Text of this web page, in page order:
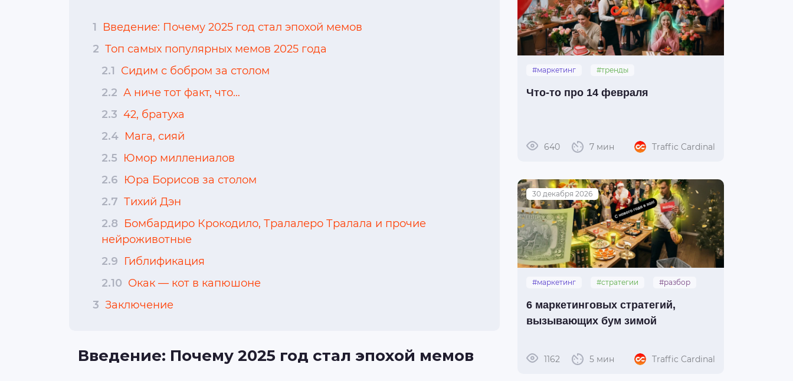
1
Введение: Почему 2025 год стал эпохой мемов
2 Топ самых популярных мемов 2025 года
2.1 Сидим с бобром за столом
2.2 А ниче тот факт, что…
2.3 42, братуха
2.4 Мага, сияй
2.5 Юмор миллениалов
2.6 Юра Борисов за столом
2.7 Тихий Дэн
2.8 Бомбардиро Крокодило, Тралалеро Тралала и прочие
нейроживотные
2.9 Гиблификация
2.10 Окак — кот в капюшоне
3 Заключение
Введение: Почему 2025 год стал эпохой мемов
#маркетинг
#тренды
Что-то про 14 февраля
640 7 мин Traffic Cardinal
30 декабря 2026
#маркетинг #стратегии #разбор
6 маркетинговых стратегий,
вызывающих бум зимой
1162 5 мин Traffic Cardinal